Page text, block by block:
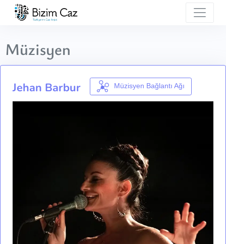
Müzisyen
Jehan Barbur Müzisyen Bağlantı Ağı